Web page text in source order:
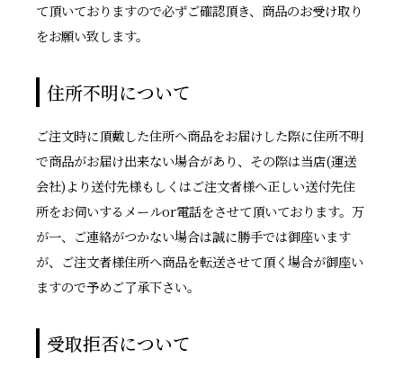
て頂いておりますので必ずご確認頂き、商品のお受け取り
をお願い致します。
住所不明について
ご注文時に頂戴した住所へ商品をお届けした際に住所不明
で商品がお届け出来ない場合があり、その際は当店(運送
会社)より送付先様もしくはご注文者様へ正しい送付先住
所をお伺いするメールor電話をさせて頂いております。万
が一、ご連絡がつかない場合は誠に勝手では御座います
が、ご注文者様住所へ商品を転送させて頂く場合が御座い
ますので予めご了承下さい。
受取拒否について